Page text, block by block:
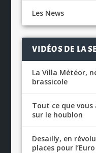
Les News
VIDÉOS DE LA
La Villa Météor,
brassicole
Tout ce que
sur le houblon
Desailly, en
places pour